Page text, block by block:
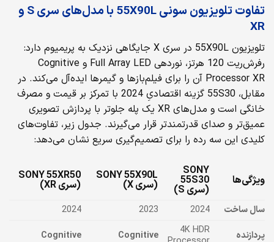
تفاوت تلویزیون سونی 55X90L با مدل‌های سری S و
XR
تلویزیون 55X90L در سری X جایگاهی نزدیک به پریمیوم دارد:
رفرش‌ریت 120 هرتز، نوردهی Full Array LED و Cognitive
Processor XR آن را برای فیلم‌بازها و گیمرها ایده‌آل می‌کند. در
مقابل، 55S30 گزینه اقتصادیِ 2024 با تمرکز بر قیمت و مصرف
خانگی است و مدل‌های XR یک پله جلوتر با پردازش تصویری
عمیق‌تر و صدای قدرتمندتر قرار می‌گیرند. جدول زیر، تفاوت‌های
کلیدی این سه رده را برای تصمیم‌گیری سریع نشان می‌دهد:
ویژگی‌ها
SONY
55S30
(سری S)
SONY 55X90L
(سری X)
SONY 55XR50
(سری XR)
سال ساخت 2024
2023
2024
پردازنده
4K HDR
Cognitive
Cognitive